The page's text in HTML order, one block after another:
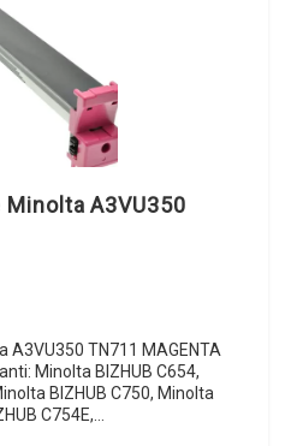
A3VU350
TN711 MAGENTA
Minolta BIZHUB C654,
BIZHUB C750, Minolta
C754E,…